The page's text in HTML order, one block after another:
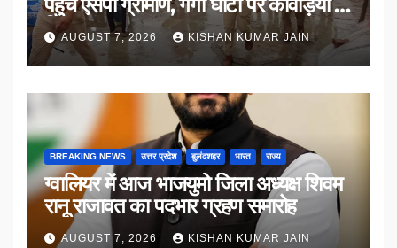
किया संवाद
AUGUST 7, 2026 KISHAN KUMAR JAIN
BREAKING NEWS उत्तर प्रदेश बुलंदशहर भारत राज्य
ग्वालियर में आज भाजयुमो जिला अध्यक्ष शिवम
रानू राजावत का पदभार ग्रहण समारोह
AUGUST 7, 2026 KISHAN KUMAR JAIN